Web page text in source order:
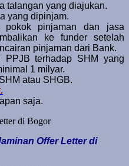
talangan yang diajukan.
yang dipinjam.
pokok pinjaman dan jasa
ke funder setelah
pinjaman dari Bank.
PPJB terhadap SHM yang
1 milyar.
atau SHGB.
saja.
Offer Letter di